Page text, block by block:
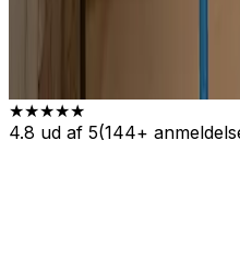
★★★★★
4.8 ud af 5(144+